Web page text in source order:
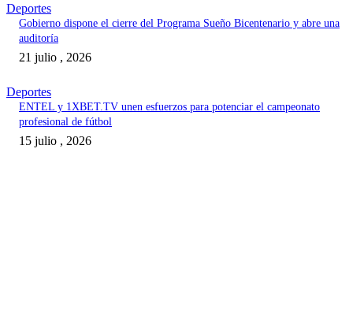
Deportes
Gobierno dispone el cierre del Programa Sueño Bicentenario y abre una
auditoría
21 julio , 2026
Deportes
ENTEL y 1XBET.TV unen esfuerzos para potenciar el campeonato
profesional de fútbol
15 julio , 2026